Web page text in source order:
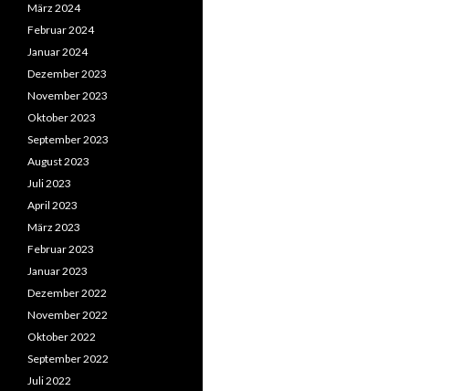
März 2024
Februar 2024
Januar 2024
Dezember 2023
November 2023
Oktober 2023
September 2023
August 2023
Juli 2023
April 2023
März 2023
Februar 2023
Januar 2023
Dezember 2022
November 2022
Oktober 2022
September 2022
Juli 2022